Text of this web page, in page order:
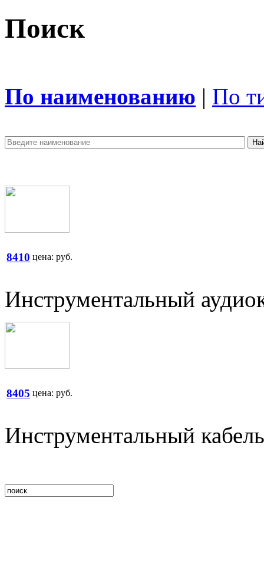
Поиск
По наименованию | По
8410 цена: руб.
Инструментальный
8405 цена: руб.
Инструментальный